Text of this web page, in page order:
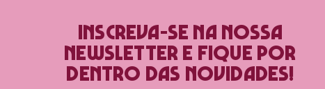
Inscreva-se na nossa
newsletter e fique por
dentro das novidades!​